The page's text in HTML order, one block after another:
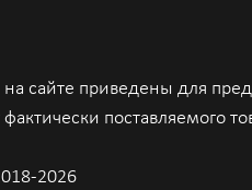
сайте приведены для
поставляемого
2026